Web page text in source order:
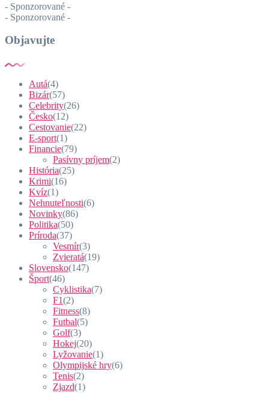
- Sponzorované -
- Sponzorované -
Objavujte
Autá(4)
Bizár(57)
Celebrity(26)
Česko(12)
Cestovanie(22)
E-sport(1)
Financie(79)
Pasívny príjem(2)
História(25)
Krimi(16)
Kvíz(1)
Nehnuteľnosti(6)
Novinky(86)
Politika(50)
Príroda(37)
Vesmír(3)
Zvieratá(19)
Slovensko(147)
Šport(46)
Cyklistika(7)
F1(2)
Fitness(8)
Futbal(5)
Golf(3)
Hokej(20)
Lyžovanie(1)
Olympijské hry(6)
Tenis(2)
Zjazd(1)